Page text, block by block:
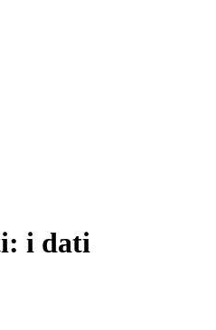
i dati